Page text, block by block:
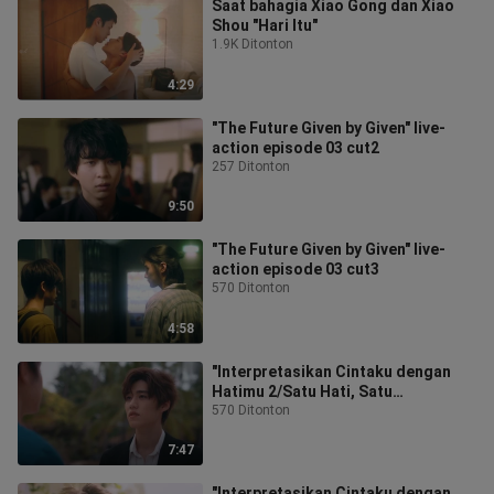
4:29
Saat bahagia Xiao Gong dan Xiao
Shou "Hari Itu"
1.9K Ditonton
9:50
"The Future Given by Given" live-
action episode 03 cut2
257 Ditonton
4:58
"The Future Given by Given" live-
action episode 03 cut3
570 Ditonton
7:47
"Interpretasikan Cintaku dengan
Hatimu 2/Satu Hati, Satu
Terjemahan 2" Episode 05 Final
570 Ditonton